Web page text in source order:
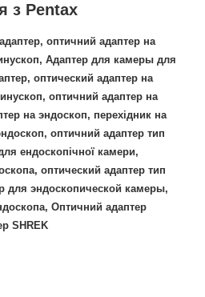
з Pentax
оптичний адаптер на
Адаптер для камеры для
оптический адаптер на
оптичний адаптер на
на эндоскоп, перехідник на
оптичний адаптер тип
ендоскопічної камери,
оптический адаптер тип
для эндоскопической камеры,
Оптичний адаптер
SHREK